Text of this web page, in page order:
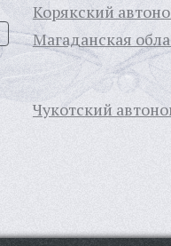
Корякский
Магаданская
Чукотский